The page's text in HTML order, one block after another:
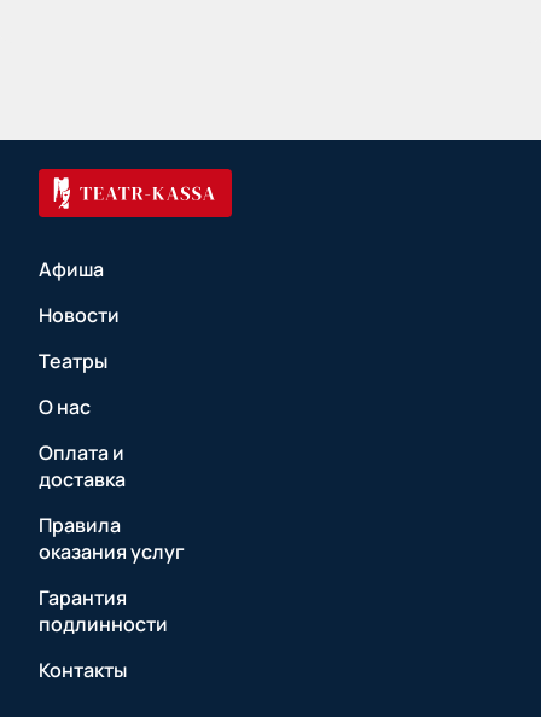
Афиша
Новости
Театры
О нас
Оплата и
доставка
Правила
оказания услуг
Гарантия
подлинности
Контакты